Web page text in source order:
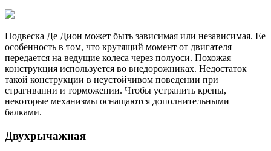
Подвеска Де Дион может быть зависимая или независимая. Ее
особенность в том, что крутящий момент от двигателя
передается на ведущие колеса через полуоси. Похожая
конструкция используется во внедорожниках. Недостаток
такой конструкции в неустойчивом поведении при
страгивании и торможении. Чтобы устранить крены,
некоторые механизмы оснащаются дополнительными
балками.
Двухрычажная